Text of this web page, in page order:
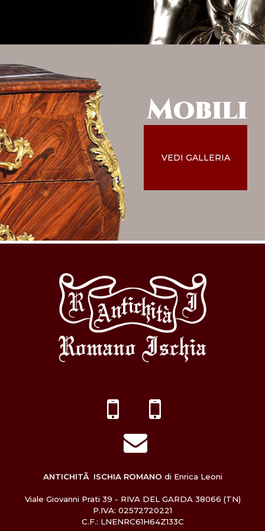
Mobili
VEDI GALLERIA
ANTICHITÃ ISCHIA ROMANO di Enrica Leoni
Viale Giovanni Prati 39 - RIVA DEL GARDA 38066 (TN)
P.IVA: 02572720221
C.F.: LNENRC61H64Z133C